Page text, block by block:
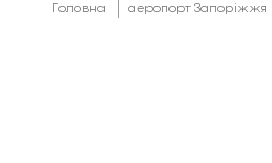
Головна аеропорт Запоріжжя